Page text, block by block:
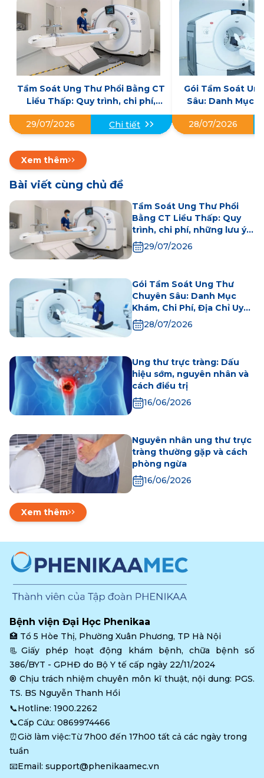
Tầm Soát Ung Thư Phổi Bằng CT
Liều Thấp: Quy trình, chi phí,
những lưu ý khi thực hiện
29/07/2026
Chi tiết
Gói Tầm Soát
Sâu: Danh Mục
Địa Chỉ
28/07/2026
Xem thêm
Bài viết cùng chủ đề
Tầm Soát Ung Thư Phổi
Bằng CT Liều Thấp: Quy
trình, chi phí, những lưu ý
khi thực hiện
29/07/2026
Gói Tầm Soát Ung Thư
Chuyên Sâu: Danh Mục
Khám, Chi Phí, Địa Chỉ Uy
Tín28/07/2026
Ung thư trực tràng: Dấu
hiệu sớm, nguyên nhân và
cách điều trị
16/06/2026
Nguyên nhân ung thư trực
tràng thường gặp và cách
phòng ngừa
16/06/2026
Xem thêm
Bệnh viện Đại Học Phenikaa
🏥 Tổ 5 Hòe Thị, Phường Xuân Phương, TP Hà Nội
📃Giấy phép hoạt động khám bệnh, chữa bệnh số
386/BYT - GPHĐ do Bộ Y tế cấp ngày 22/11/2024
®️ Chịu trách nhiệm chuyên môn kĩ thuật, nội dung: PGS.
TS. BS Nguyễn Thanh Hồi
📞Hotline: 1900.2262
📞Cấp Cứu: 0869974466
⏰Giờ làm việc:Từ 7h00 đến 17h00 tất cả các ngày trong
tuần
📧Email: support@phenikaamec.vn